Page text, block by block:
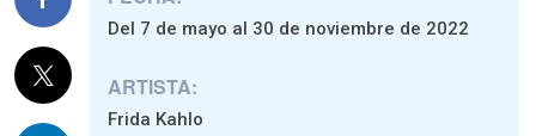
Del 7 de mayo al 30 de noviembre de 2022
ARTISTA:
Frida Kahlo